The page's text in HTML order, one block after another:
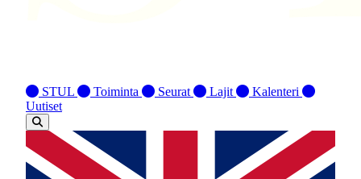
STUL Toiminta Seurat Lajit
Kalenteri
Uutiset